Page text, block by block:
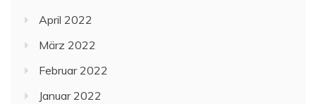
April 2022
März 2022
Februar 2022
Januar 2022